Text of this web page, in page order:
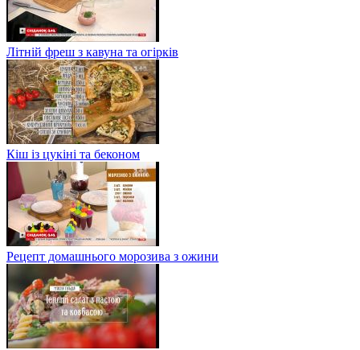
Літній фреш з кавуна та огірків
Кіш із цукіні та беконом
Рецепт домашнього морозива з ожини